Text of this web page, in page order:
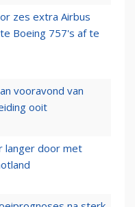
zes extra Airbus
Boeing 757's af te
vooravond van
ooit
langer door met